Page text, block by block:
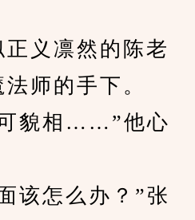
义凛然的陈老
师的手下。
貌相……”他心
怎么办？”张